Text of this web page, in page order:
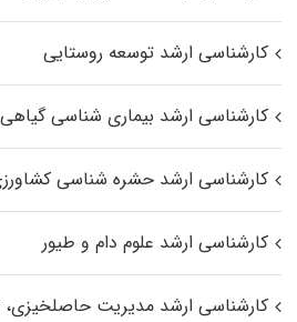
کارشناسی ارشد توسعه روستایی
کارشناسی ارشد بیماری‌ شناسی گیاهی
کارشناسی ارشد حشره‌ شناسی
کارشناسی ارشد علوم دام و طیور
کارشناسی ارشد مدیریت حاصلخیزی،